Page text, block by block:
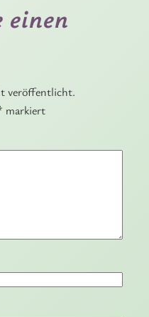
einen
veröffentlicht.
markiert